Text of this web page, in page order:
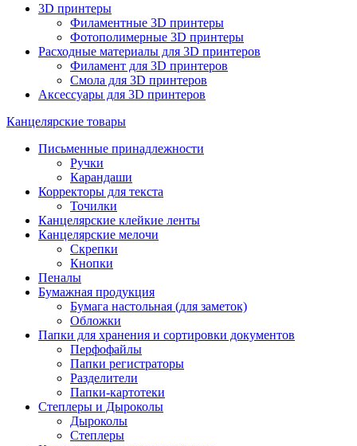
3D принтеры
Филаментные 3D принтеры
Фотополимерные 3D принтеры
Расходные материалы для 3D принтеров
Филамент для 3D принтеров
Смола для 3D принтеров
Аксессуары для 3D принтеров
Канцелярские товары
Письменные принадлежности
Ручки
Карандаши
Корректоры для текста
Точилки
Канцелярские клейкие ленты
Канцелярские мелочи
Скрепки
Кнопки
Пеналы
Бумажная продукция
Бумага настольная (для заметок)
Обложки
Папки для хранения и сортировки документов
Перфофайлы
Папки регистраторы
Разделители
Папки-картотеки
Степлеры и Дыроколы
Дыроколы
Степлеры